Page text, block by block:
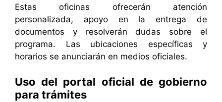
Estas oficinas ofrecerán atención
personalizada, apoyo en la entrega de
documentos y resolverán dudas sobre el
programa. Las ubicaciones específicas y
horarios se anunciarán en medios oficiales.
Uso del portal oficial de gobierno
para trámites